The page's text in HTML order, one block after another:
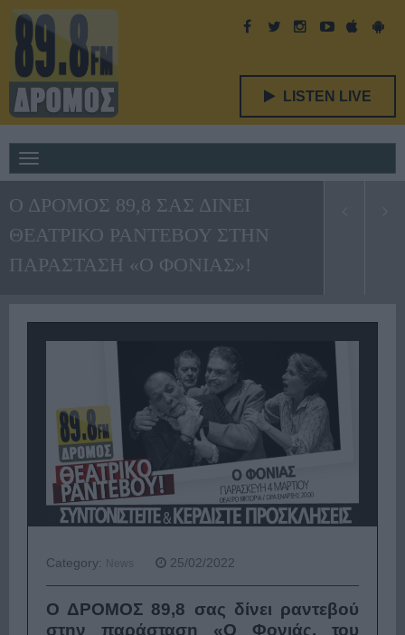
LISTEN LIVE
navigation
Ο ΔΡΟΜΟΣ 89,8 ΣΑΣ ΔΙΝΕΙ
ΘΕΑΤΡΙΚΟ ΡΑΝΤΕΒΟΥ ΣΤΗΝ
ΠΑΡΑΣΤΑΣΗ «Ο ΦΟΝΙΑΣ»!
Category: News 25/02/2022
Ο ΔΡΟΜΟΣ 89,8 σας δίνει ραντεβού
στην παράσταση «Ο Φονιάς, του